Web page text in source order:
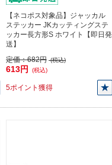
【ネコポス対象品】ジャッカル
ステッカー JKカッティングステ
ッカー長方形S ホワイト【即日発
送】
定価：682円 (税込)
613円 (税込)
5ポイント獲得